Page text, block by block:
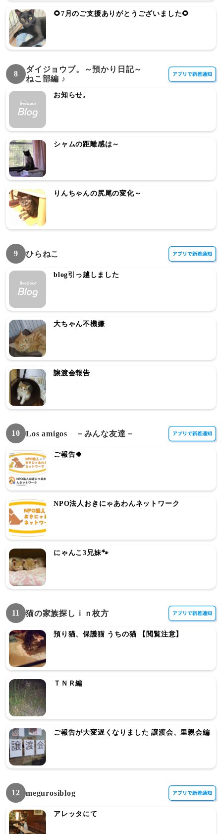
🌻7月のご支援ありがとうございました🌻
8
ダイジョウブ。～預かり日記～
ねこ部編 ♪
お知らせ。
シャムの距離感は～
りんちゃんの尻尾の変化～
9 ひらねこ
blog引っ越しました
大ちゃん不機嫌
譲渡会報告
10 Los amigos －みんな友達－
ご報告🍀
NPO法人おきにゃあわんネットワーク
にゃんこ3兄妹🐾
11 猫の家族探しｉｎ枚方
預り猫、保護猫 うちの猫 【閲覧注意】
ＴＮＲ編
ご報告が大変遅くなりました 譲渡会、里親会編
12 megurosiblog
アレッタにて